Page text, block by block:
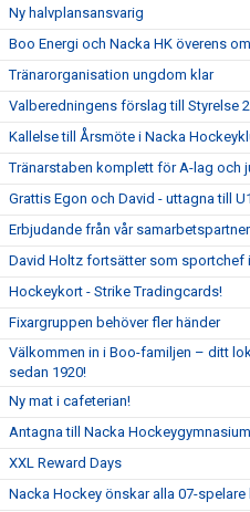
Ny halvplansansvarig
Boo Energi och Nacka HK överens
Tränarorganisation ungdom klar
Valberedningens förslag till Styrelse
Kallelse till Årsmöte i Nacka
Tränarstaben komplett för A-lag och
Grattis Egon och David - uttagna till
Erbjudande från vår
David Holtz fortsätter som sportchef
Hockeykort - Strike Tradingcards!
Fixargruppen behöver fler händer
Välkommen in i Boo-familjen – ditt
sedan 1920!
Ny mat i cafeterian!
Antagna till Nacka
XXL Reward Days
Nacka Hockey önskar alla 07-spelare